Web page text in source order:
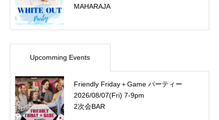
MAHARAJA
Upcomming Events
Friendly Friday＋Game パーティー
2026/08/07(Fri) 7-9pm
2次会BAR